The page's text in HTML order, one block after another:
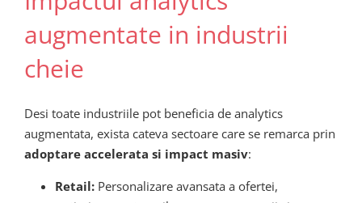
augmentate in industrii
cheie
Desi toate industriile pot beneficia de analytics
augmentata, exista cateva sectoare care se remarca prin
adoptare accelerata si impact masiv:
Retail:Personalizare avansata a ofertei,